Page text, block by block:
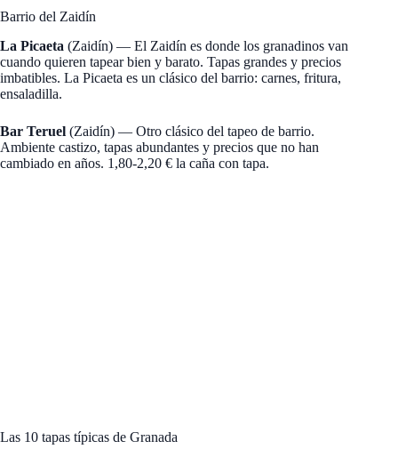
Barrio del Zaidín
La Picaeta (Zaidín) — El Zaidín es donde los granadinos van
cuando quieren tapear bien y barato. Tapas grandes y precios
imbatibles. La Picaeta es un clásico del barrio: carnes, fritura,
ensaladilla.
Bar Teruel (Zaidín) — Otro clásico del tapeo de barrio.
Ambiente castizo, tapas abundantes y precios que no han
cambiado en años. 1,80-2,20 € la caña con tapa.
Las 10 tapas típicas de Granada